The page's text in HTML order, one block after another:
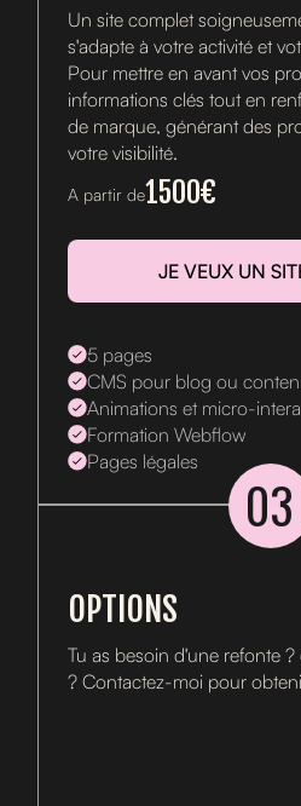
Un site complet
s'adapte à votre activité et
Pour mettre en avant vos
informations clés tout en
de marque, générant des
votre visibilité.
A partir de1500€
JE VEUX UN
5 pages
CMS pour blog ou
Animations et micro-
Formation Webflow
Pages légales
OPTIONS
Tu as besoin d'une refonte
? Contactez-moi pour
03